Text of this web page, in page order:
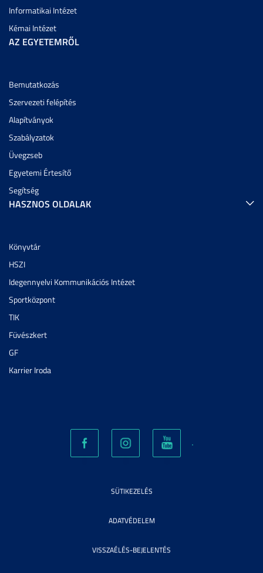
Informatikai Intézet
Kémai Intézet
AZ EGYETEMRŐL
Bemutatkozás
Szervezeti felépítés
Alapítványok
Szabályzatok
Üvegzseb
Egyetemi Értesítő
Segítség
HASZNOS OLDALAK
Könyvtár
HSZI
Idegennyelvi Kommunikációs Intézet
Sportközpont
TIK
Füvészkert
GF
Karrier Iroda
SÜTIKEZELÉS
ADATVÉDELEM
VISSZAÉLÉS-BEJELENTÉS